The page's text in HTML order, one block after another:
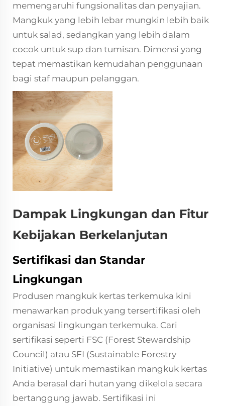
memengaruhi fungsionalitas dan penyajian.
Mangkuk yang lebih lebar mungkin lebih baik
untuk salad, sedangkan yang lebih dalam
cocok untuk sup dan tumisan. Dimensi yang
tepat memastikan kemudahan penggunaan
bagi staf maupun pelanggan.
Dampak Lingkungan dan Fitur
Kebijakan Berkelanjutan
Sertifikasi dan Standar
Lingkungan
Produsen mangkuk kertas terkemuka kini
menawarkan produk yang tersertifikasi oleh
organisasi lingkungan terkemuka. Cari
sertifikasi seperti FSC (Forest Stewardship
Council) atau SFI (Sustainable Forestry
Initiative) untuk memastikan mangkuk kertas
Anda berasal dari hutan yang dikelola secara
bertanggung jawab. Sertifikasi ini